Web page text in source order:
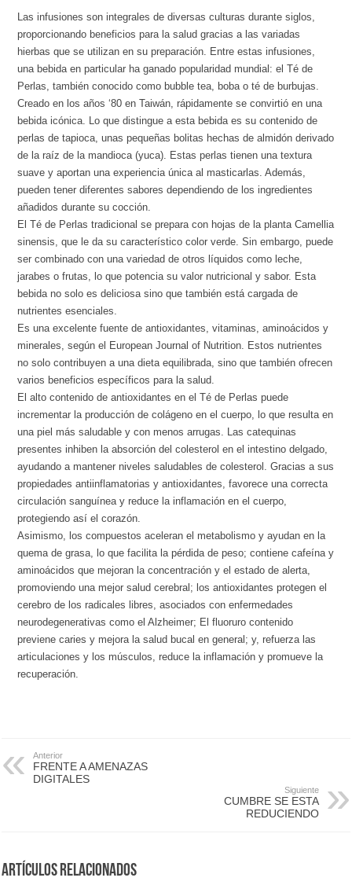
Las infusiones son integrales de diversas culturas durante siglos,
proporcionando beneficios para la salud gracias a las variadas
hierbas que se utilizan en su preparación. Entre estas infusiones,
una bebida en particular ha ganado popularidad mundial: el Té de
Perlas, también conocido como bubble tea, boba o té de burbujas.
Creado en los años ‘80 en Taiwán, rápidamente se convirtió en una
bebida icónica. Lo que distingue a esta bebida es su contenido de
perlas de tapioca, unas pequeñas bolitas hechas de almidón derivado
de la raíz de la mandioca (yuca). Estas perlas tienen una textura
suave y aportan una experiencia única al masticarlas. Además,
pueden tener diferentes sabores dependiendo de los ingredientes
añadidos durante su cocción.
El Té de Perlas tradicional se prepara con hojas de la planta Camellia
sinensis, que le da su característico color verde. Sin embargo, puede
ser combinado con una variedad de otros líquidos como leche,
jarabes o frutas, lo que potencia su valor nutricional y sabor. Esta
bebida no solo es deliciosa sino que también está cargada de
nutrientes esenciales.
Es una excelente fuente de antioxidantes, vitaminas, aminoácidos y
minerales, según el European Journal of Nutrition. Estos nutrientes
no solo contribuyen a una dieta equilibrada, sino que también ofrecen
varios beneficios específicos para la salud.
El alto contenido de antioxidantes en el Té de Perlas puede
incrementar la producción de colágeno en el cuerpo, lo que resulta en
una piel más saludable y con menos arrugas. Las catequinas
presentes inhiben la absorción del colesterol en el intestino delgado,
ayudando a mantener niveles saludables de colesterol. Gracias a sus
propiedades antiinflamatorias y antioxidantes, favorece una correcta
circulación sanguínea y reduce la inflamación en el cuerpo,
protegiendo así el corazón.
Asimismo, los compuestos aceleran el metabolismo y ayudan en la
quema de grasa, lo que facilita la pérdida de peso; contiene cafeína y
aminoácidos que mejoran la concentración y el estado de alerta,
promoviendo una mejor salud cerebral; los antioxidantes protegen el
cerebro de los radicales libres, asociados con enfermedades
neurodegenerativas como el Alzheimer; El fluoruro contenido
previene caries y mejora la salud bucal en general; y, refuerza las
articulaciones y los músculos, reduce la inflamación y promueve la
recuperación.
Anterior
FRENTE A AMENAZAS
DIGITALES
Siguiente
CUMBRE SE ESTA
REDUCIENDO
Artículos Relacionados